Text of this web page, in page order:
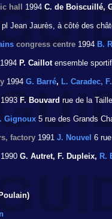
hall 1994 C. de Boiscuillé,
pl Jean Jaurès, à côté des
congress centre 1994 B.
1994 P. Caillotensemble
1994 G. Barré, L. Caradec,
1993 F. Bouvard rue de la
Gignoux 5 rue des Grands
factory 1991 J. Nouvel 6
1990 G. Autret, F. Dupleix, R.
)